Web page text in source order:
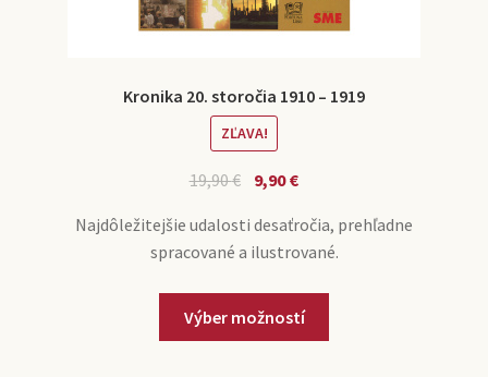
Kronika 20. storočia 1910 – 1919
ZĽAVA!
19,90€ 9,90€
Najdôležitejšie udalosti desaťročia, prehľadne
spracované a ilustrované.
Výber možností